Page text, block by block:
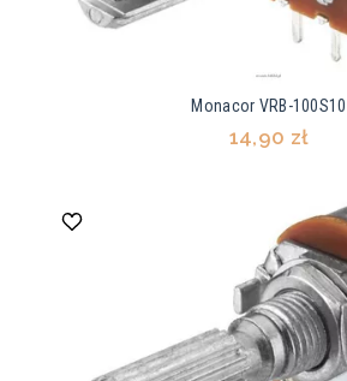
Monacor VRB-100S10
14,90 zł